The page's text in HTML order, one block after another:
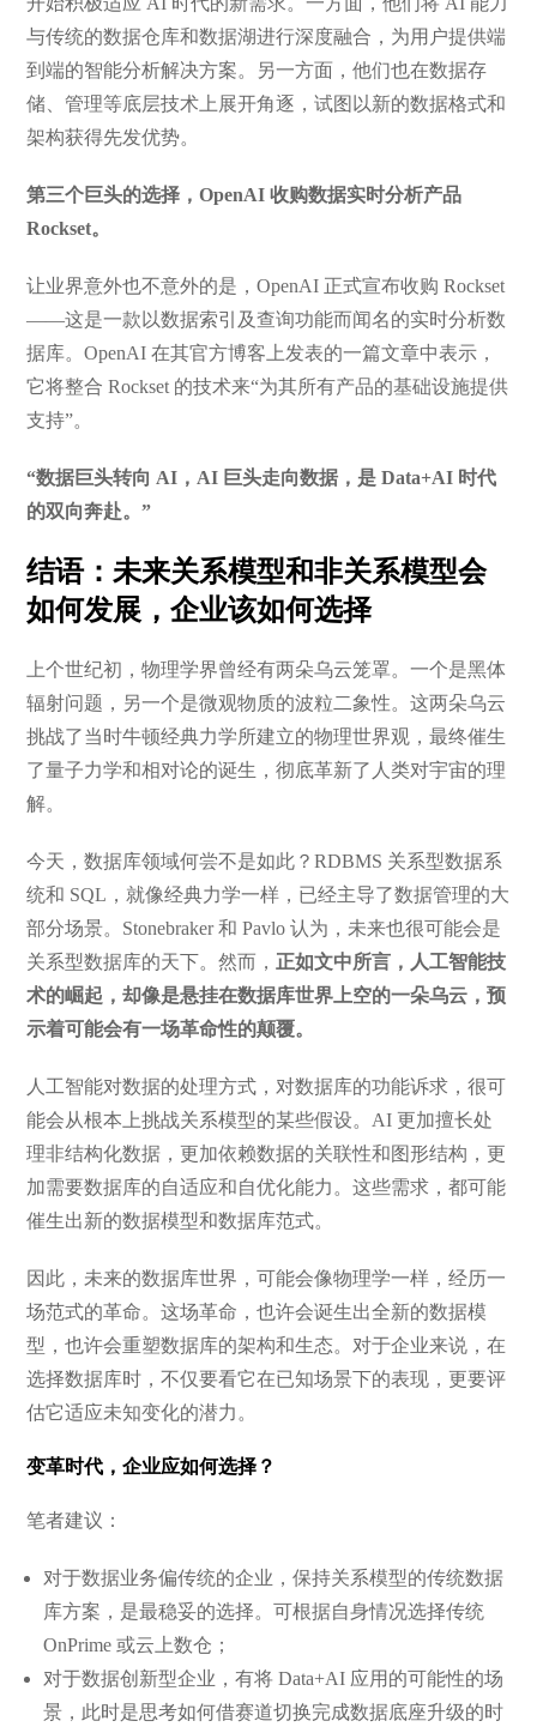
与传统的数据仓库和数据湖进行深度融合，为用户提供端
到端的智能分析解决方案。另一方面，他们也在数据存
储、管理等底层技术上展开角逐，试图以新的数据格式和
架构获得先发优势。
第三个巨头的选择，OpenAI 收购数据实时分析产品
Rockset。
让业界意外也不意外的是，OpenAI 正式宣布收购 Rockset
——这是一款以数据索引及查询功能而闻名的实时分析数
据库。OpenAI 在其官方博客上发表的一篇文章中表示，
它将整合 Rockset 的技术来“为其所有产品的基础设施提供
支持”。
“数据巨头转向 AI，AI 巨头走向数据，是 Data+AI 时代
的双向奔赴。”
结语：未来关系模型和非关系模型会
如何发展，企业该如何选择
上个世纪初，物理学界曾经有两朵乌云笼罩。一个是黑体
辐射问题，另一个是微观物质的波粒二象性。这两朵乌云
挑战了当时牛顿经典力学所建立的物理世界观，最终催生
了量子力学和相对论的诞生，彻底革新了人类对宇宙的理
解。
今天，数据库领域何尝不是如此？RDBMS 关系型数据系
统和 SQL，就像经典力学一样，已经主导了数据管理的大
部分场景。Stonebraker 和 Pavlo 认为，未来也很可能会是
关系型数据库的天下。然而， 正如文中所言，人工智能技
术的崛起，却像是悬挂在数据库世界上空的一朵乌云，预
示着可能会有一场革命性的颠覆。
人工智能对数据的处理方式，对数据库的功能诉求，很可
能会从根本上挑战关系模型的某些假设。AI 更加擅长处
理非结构化数据，更加依赖数据的关联性和图形结构，更
加需要数据库的自适应和自优化能力。这些需求，都可能
催生出新的数据模型和数据库范式。
因此，未来的数据库世界，可能会像物理学一样，经历一
场范式的革命。这场革命，也许会诞生出全新的数据模
型，也许会重塑数据库的架构和生态。对于企业来说，在
选择数据库时，不仅要看它在已知场景下的表现，更要评
估它适应未知变化的潜力。
变革时代，企业应如何选择？
笔者建议：
对于数据业务偏传统的企业，保持关系模型的传统数据
库方案，是最稳妥的选择。可根据自身情况选择传统
OnPrime 或云上数仓；
对于数据创新型企业，有将 Data+AI 应用的可能性的场
景，此时是思考如何借赛道切换完成数据底座升级的时